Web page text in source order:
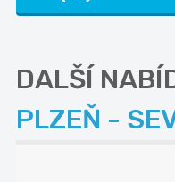
DALŠÍ
PLZEŇ -